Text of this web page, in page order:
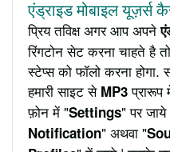
एंड्राइड मोबाइल यूज़र्स
प्रिय तविक्ष अगर आप अपने
रिंगटोन सेट करना चाहते है
स्टेप्स को फॉलो करना होगा.
हमारी साइट से MP3
फ़ोन में "Settings" पर
Notification" अथवा "